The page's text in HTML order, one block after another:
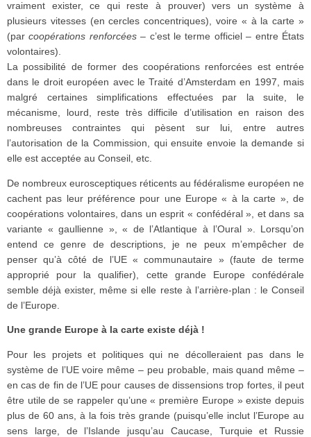
vraiment exister, ce qui reste à prouver) vers un système à
plusieurs vitesses (en cercles concentriques), voire « à la carte »
(parcoopérations renforcées– c’est le terme officiel – entre États
volontaires).
La possibilité de former des coopérations renforcées est entrée
dans le droit européen avec le Traité d’Amsterdam en 1997, mais
malgré certaines simplifications effectuées par la suite, le
mécanisme, lourd, reste très difficile d’utilisation en raison des
nombreuses contraintes qui pèsent sur lui, entre autres
l’autorisation de la Commission, qui ensuite envoie la demande si
elle est acceptée au Conseil, etc.
De nombreux eurosceptiques réticents au fédéralisme européen ne
cachent pas leur préférence pour une Europe « à la carte », de
coopérations volontaires, dans un esprit « confédéral », et dans sa
variante « gaullienne », « de l’Atlantique à l’Oural ». Lorsqu’on
entend ce genre de descriptions, je ne peux m’empêcher de
penser qu’à côté de l’UE « communautaire » (faute de terme
approprié pour la qualifier), cette grande Europe confédérale
semble déjà exister, même si elle reste à l’arrière-plan : le Conseil
de l’Europe.
Une grande Europe à la carte existe déjà !
Pour les projets et politiques qui ne décolleraient pas dans le
système de l’UE voire même – peu probable, mais quand même –
en cas de fin de l’UE pour causes de dissensions trop fortes, il peut
être utile de se rappeler qu’une « première Europe » existe depuis
plus de 60 ans, à la fois très grande (puisqu’elle inclut l’Europe au
sens large, de l’Islande jusqu’au Caucase, Turquie et Russie